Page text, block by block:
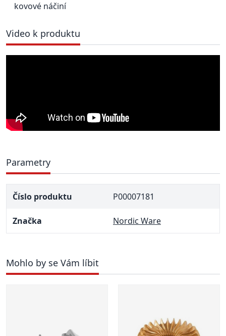
kovové náčiní
Video k produktu
Parametry
Číslo produktu P00007181
Značka Nordic Ware
Mohlo by se Vám líbit